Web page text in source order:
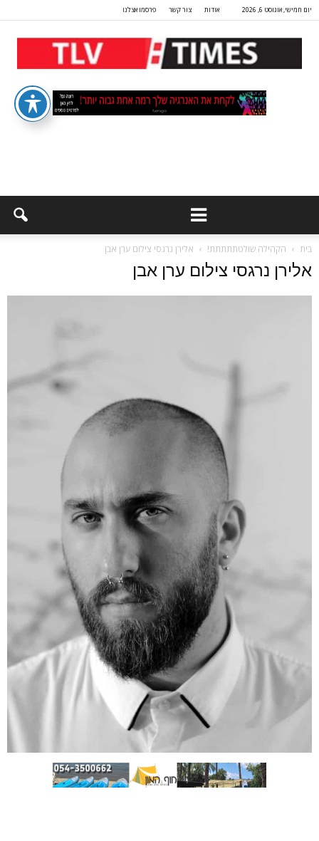
יום חמישי, אוגוסט 6, 2026 אודות צור קשר פרסמו אצלנו
בית הקהילה שולטתתתתת! אלירן נרגסי צילום ערן אבן
אלירן נרגסי צילום ערן אבן